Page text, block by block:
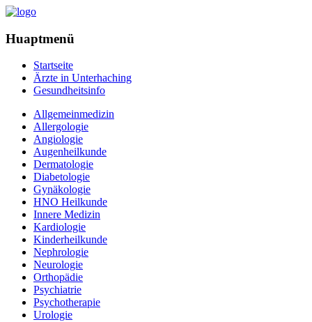
Huaptmenü
Startseite
Ärzte in Unterhaching
Gesundheitsinfo
Allgemeinmedizin
Allergologie
Angiologie
Augenheilkunde
Dermatologie
Diabetologie
Gynäkologie
HNO Heilkunde
Innere Medizin
Kardiologie
Kinderheilkunde
Nephrologie
Neurologie
Orthopädie
Psychiatrie
Psychotherapie
Urologie